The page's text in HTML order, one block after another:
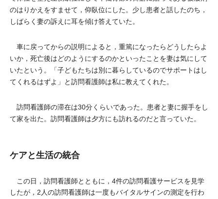
のはりかえをすませて，仰臥位にした。少し患者と話したのち，
しばらく妻の訴えに耳を傾け答えていた。
車に戻ってからの説明によると，重篤になったらどうしたらよ
いか，死亡後はどのようにするのかといったことを妻は気にして
いたという。「子どもたちは別に暮らしているのでサポートはし
てくれるはずよ」と訪問看護師は私に教えてくれた。
訪問看護師の滞在は30分くらいであった。患者と妻に握手をし
て家を出た。訪問看護師は夕方にも訪れるのだと言っていた。
ケアと生活の統合
この日，訪問看護師とともに，4件の訪問看護サービスを見学
したが，2人の訪問看護師は一度もバイタルサインの測定を行わ